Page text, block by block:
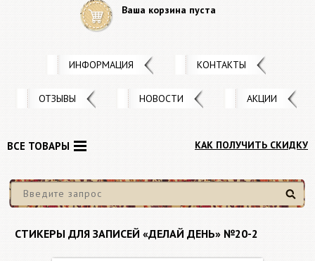
Ваша корзина пуста
ИНФОРМАЦИЯ КОНТАКТЫ
ОТЗЫВЫ НОВОСТИ АКЦИИ
КАК ПОЛУЧИТЬ СКИДКУ
Найти
ВСЕ ТОВАРЫ
СТИКЕРЫ ДЛЯ ЗАПИСЕЙ «ДЕЛАЙ ДЕНЬ» №20-2